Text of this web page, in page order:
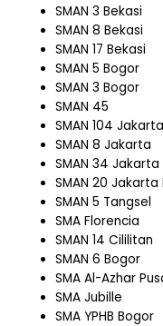
SMAN 3 Bekasi
SMAN 8 Bekasi
SMAN 17 Bekasi
SMAN 5 Bogor
SMAN 3 Bogor
SMAN 45
SMAN 104
SMAN 8 Jakarta
SMAN 34 Jakarta
SMAN 20 Jakarta
SMAN 5 Tangsel
SMA Florencia
SMAN 14 Cililitan
SMAN 6 Bogor
SMA Al-Azhar
SMA Jubille
SMA YPHB Bogor